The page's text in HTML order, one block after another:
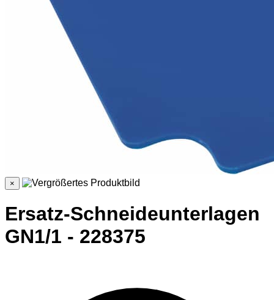
×
Ersatz-Schneideunterlagen
GN1/1 - 228375